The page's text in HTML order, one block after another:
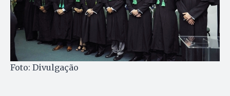
Foto: Divulgação